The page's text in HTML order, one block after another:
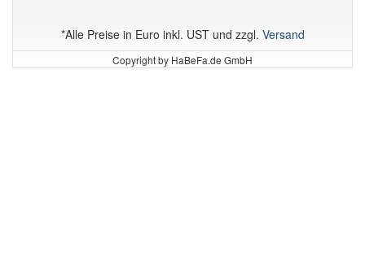
*Alle Preise in Euro inkl. UST und zzgl. Versand
Copyright by HaBeFa.de GmbH